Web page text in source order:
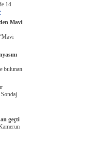
14
Mavi
bulunan
geçti